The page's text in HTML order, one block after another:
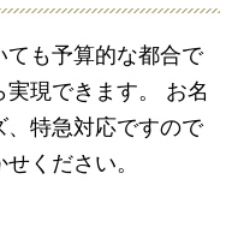
も予算的な都合で
現できます。 お名
特急対応ですので
ください。